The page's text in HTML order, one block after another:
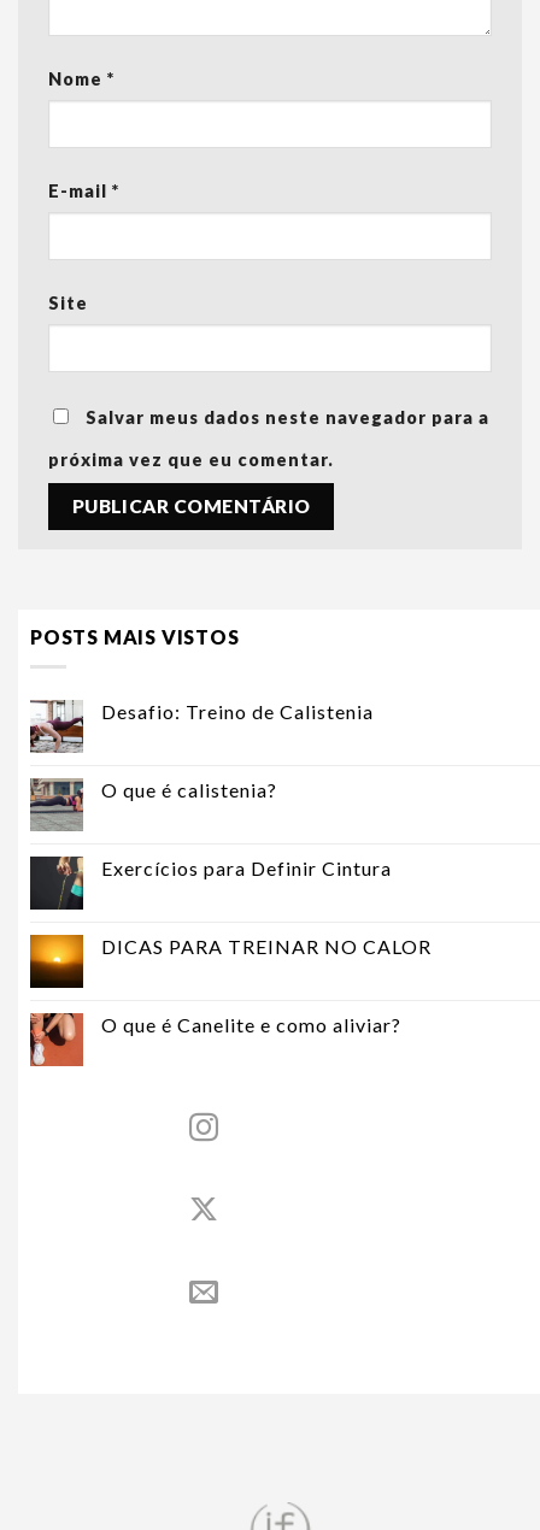
Nome *
E-mail *
Site
Salvar meus dados neste navegador para a
próxima vez que eu comentar.
POSTS MAIS VISTOS
Desafio: Treino de Calistenia
O que é calistenia?
Exercícios para Definir Cintura
DICAS PARA TREINAR NO CALOR
O que é Canelite e como aliviar?